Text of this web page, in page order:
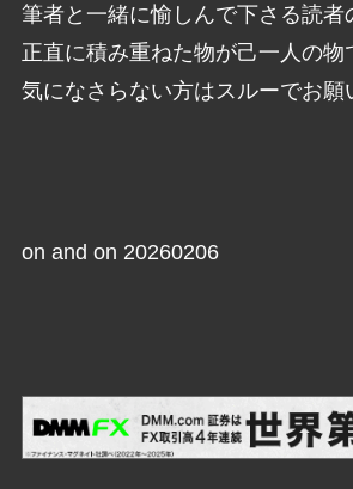
筆者と一緒に愉しんで下さる読者
正直に積み重ねた物が己一人の物
気になさらない方はスルーでお願
on and on 20260206